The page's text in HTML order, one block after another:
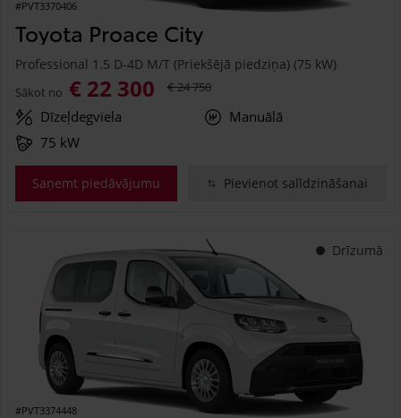
#PVT3370406
Toyota Proace City
Professional 1.5 D-4D M/T (Priekšējā piedziņa) (75 kW)
Sākot no € 22 300 € 24 750
Dīzeļdegviela
Manuālā
75 kW
Saņemt piedāvājumu Pievienot salīdzināšanai
Drīzumā
#PVT3374448